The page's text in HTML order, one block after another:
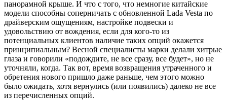
панорамной крыше. И что с того, что немногие китайские
модели способны соперничать с обновленной Lada Vesta по
драйверским ощущениям, настройке подвески и
удовольствию от вождения, если для кого-то из
потенциальных клиентов наличие таких опций окажется
принципиальным? Весной специалисты марки делали хитрые
глаза и говорили «подождите, не все сразу, все будет», но не
уточняли, когда. Так вот, время возвращения утраченного и
обретения нового пришло даже раньше, чем этого можно
было ожидать, хотя вернулись (или появились) далеко не все
из перечисленных опций.